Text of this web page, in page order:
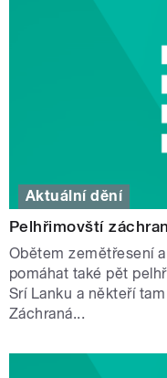
Aktuální dění
Pelhřimovští
Obětem zemětřesení
pomáhat také pět
Srí Lanku a někteří
Záchraná...